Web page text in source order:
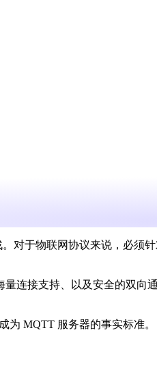
对于物联网协议来说，必须
连接支持、以及安全的双向
MQTT 服务器的事实标准。